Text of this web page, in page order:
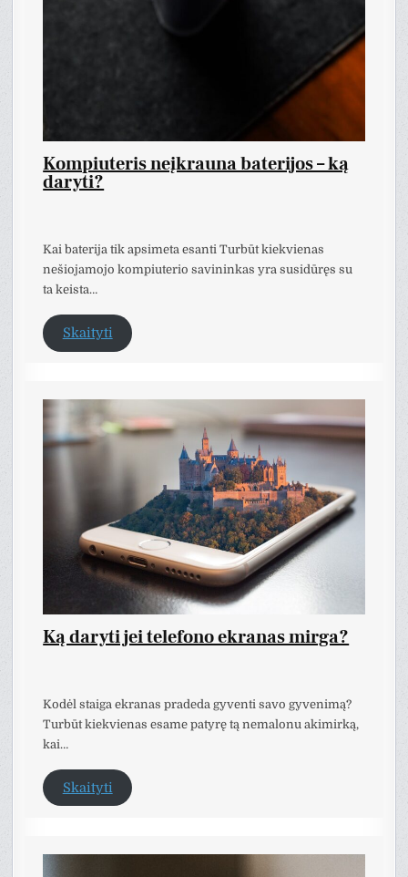
Kompiuteris neįkrauna baterijos – ką
daryti?
Kai baterija tik apsimeta esanti Turbūt kiekvienas
nešiojamojo kompiuterio savininkas yra susidūręs su
ta keista…
Skaityti
Ką daryti jei telefono ekranas mirga?
Kodėl staiga ekranas pradeda gyventi savo gyvenimą?
Turbūt kiekvienas esame patyrę tą nemalonu akimirką,
kai…
Skaityti